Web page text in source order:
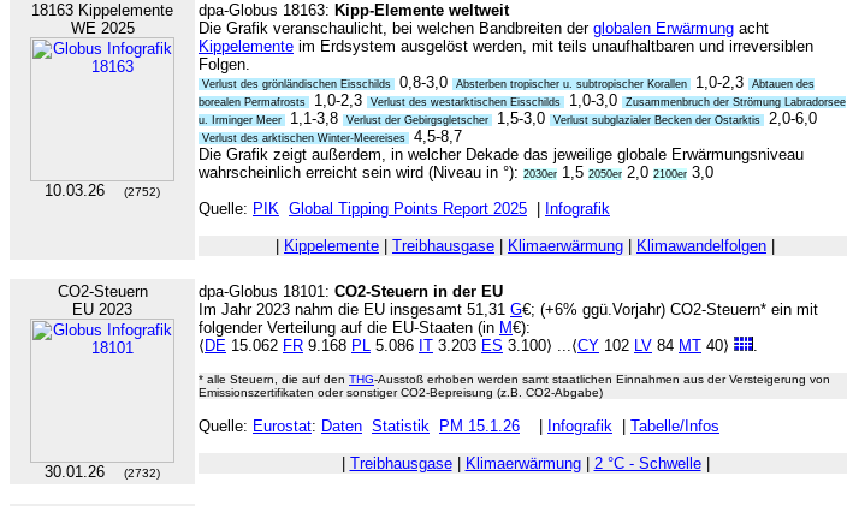
18163 Kippelemente
WE 2025
10.03.26 (2752)
dpa-Globus 18163: Kipp-Elemente weltweit
Die Grafik veranschaulicht, bei welchen Bandbreiten der globalen Erwärmung acht
Kippelemente im Erdsystem ausgelöst werden, mit teils unaufhaltbaren und irreversiblen
Folgen.
Verlust des grönländischen Eisschilds 0,8-3,0 Absterben tropischer u. subtropischer Korallen 1,0-2,3
Abtauen des
borealen Permafrosts
1,0-2,3 Verlust des westarktischen Eisschilds 1,0-3,0
Zusammenbruch der Strömung Labradorsee
u. Irminger Meer
1,1-3,8 Verlust der Gebirgsgletscher 1,5-3,0 Verlust subglazialer Becken der Ostarktis 2,0-6,0
Verlust des arktischen Winter-Meereises
4,5-8,7
Die Grafik zeigt außerdem, in welcher Dekade das jeweilige globale Erwärmungsniveau
wahrscheinlich erreicht sein wird (Niveau in °): 2030er 1,5 2050er 2,0 2100er 3,0
Quelle: PIK Global Tipping Points Report 2025 Infografik
Kippelemente Treibhausgase Klimaerwärmung Klimawandelfolgen
CO2-Steuern
EU 2023
30.01.26 (2732)
dpa-Globus 18101: CO2-Steuern in der EU
Im Jahr 2023 nahm die EU insgesamt 51,31 G€; (+6% ggü.Vorjahr) CO2-Steuern* ein mit
folgender Verteilung auf die EU-Staaten (in M€):
⟨ DE 15.062 FR 9.168 PL 5.086 IT 3.203 ES 3.100⟩ ...⟨CY 102 LV 84 MT 40⟩ .
* alle Steuern, die auf den THG-Ausstoß erhoben werden samt staatlichen Einnahmen aus der Versteigerung von
Emissionszertifikaten oder sonstiger CO2-Bepreisung (z.B. CO2-Abgabe)
Quelle: Eurostat: Daten Statistik PM 15.1.26 Infografik Tabelle/Infos
Treibhausgase| Klimaerwärmung| 2 °C - Schwelle|